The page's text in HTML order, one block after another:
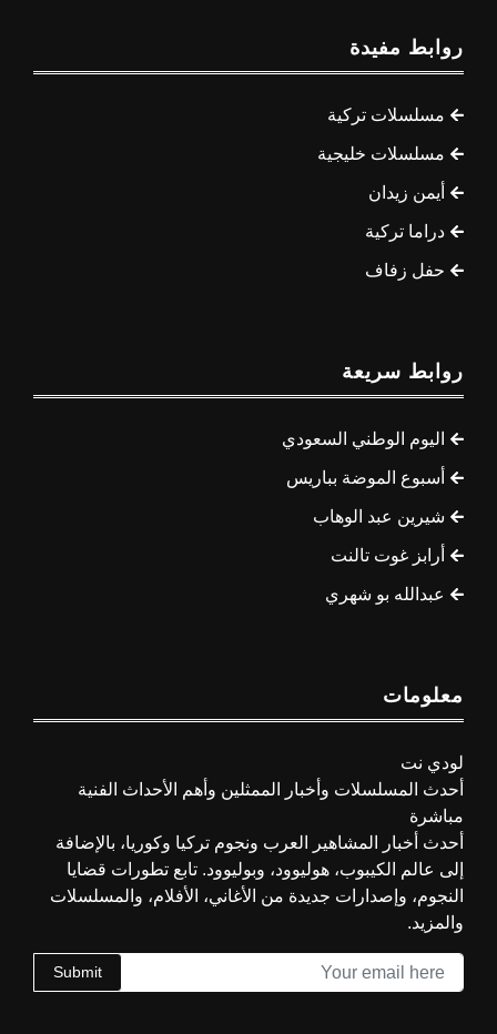
روابط مفيدة
مسلسلات تركية
مسلسلات خليجية
أيمن زيدان
دراما تركية
حفل زفاف
روابط سريعة
اليوم الوطني السعودي
أسبوع الموضة بباريس
شيرين عبد الوهاب
أرابز غوت تالنت
عبدالله بو شهري
معلومات
لودي نت
أحدث المسلسلات وأخبار الممثلين وأهم الأحداث الفنية
مباشرة
أحدث أخبار المشاهير العرب ونجوم تركيا وكوريا، بالإضافة
إلى عالم الكيبوب، هوليوود، وبوليوود. تابع تطورات قضايا
النجوم، وإصدارات جديدة من الأغاني، الأفلام، والمسلسلات
والمزيد.
Submit